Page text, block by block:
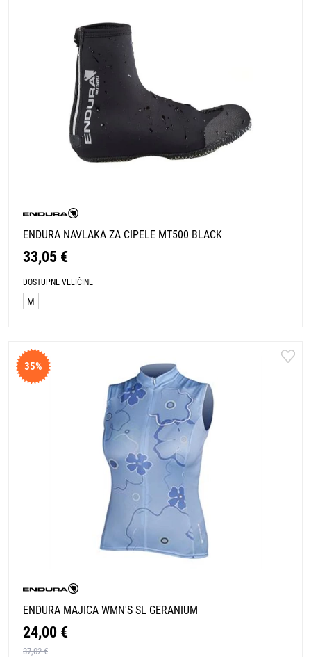
ENDURA NAVLAKA ZA CIPELE MT500 BLACK
33,05 €
DOSTUPNE VELIČINE
M
35%
ENDURA MAJICA WMN'S SL GERANIUM
24,00 €
37,02 €